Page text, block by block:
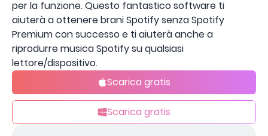
per la funzione. Questo fantastico software ti
aiuterà a ottenere brani Spotify senza Spotify
Premium con successo e ti aiuterà anche a
riprodurre musica Spotify su qualsiasi
lettore/dispositivo.
Scarica gratis
Scarica gratis